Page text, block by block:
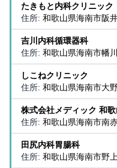
たきもと内科クリニック
住所: 和歌山県海南市阪
吉川内科循環器科
住所: 和歌山県海南市幡
しこねクリニック
住所: 和歌山県海南市大
株式会社メディック 和
住所: 和歌山県海南市南
田尻内科胃腸科
住所: 和歌山県海南市野